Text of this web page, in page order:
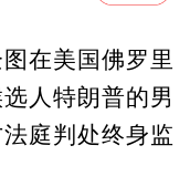
在美国佛罗里
人特朗普的男
庭判处终身监